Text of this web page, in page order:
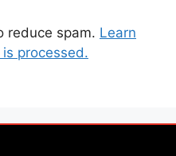
reduce spam. Learn
processed.